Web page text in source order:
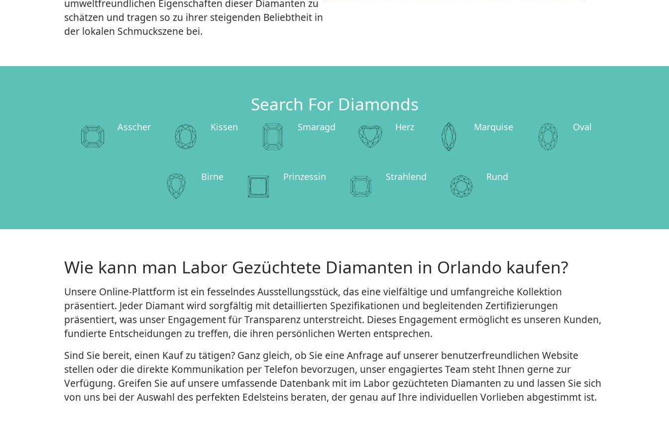
umweltfreundlichen Eigenschaften dieser Diamanten zu
schätzen und tragen so zu ihrer steigenden Beliebtheit in
der lokalen Schmuckszene bei.
Search For Diamonds
Asscher Kissen Smaragd Herz Marquise Oval
Birne Prinzessin Strahlend Rund
Wie kann man Labor Gezüchtete Diamanten in Orlando kaufen?
Unsere Online-Plattform ist ein fesselndes Ausstellungsstück, das eine vielfältige und umfangreiche Kollektion
präsentiert. Jeder Diamant wird sorgfältig mit detaillierten Spezifikationen und begleitenden Zertifizierungen
präsentiert, was unser Engagement für Transparenz unterstreicht. Dieses Engagement ermöglicht es unseren Kunden,
fundierte Entscheidungen zu treffen, die ihren persönlichen Werten entsprechen.
Sind Sie bereit, einen Kauf zu tätigen? Ganz gleich, ob Sie eine Anfrage auf unserer benutzerfreundlichen Website
stellen oder die direkte Kommunikation per Telefon bevorzugen, unser engagiertes Team steht Ihnen gerne zur
Verfügung. Greifen Sie auf unsere umfassende Datenbank mit im Labor gezüchteten Diamanten zu und lassen Sie sich
von uns bei der Auswahl des perfekten Edelsteins beraten, der genau auf Ihre individuellen Vorlieben abgestimmt ist.